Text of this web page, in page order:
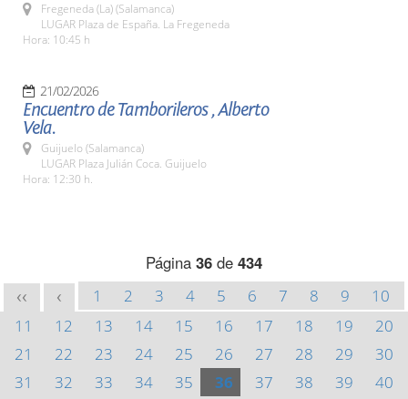
Fregeneda (La) (Salamanca)
LUGAR Plaza de España. La Fregeneda
Hora: 10:45 h
21/02/2026
Encuentro de Tamborileros , Alberto
Vela.
Guijuelo (Salamanca)
LUGAR Plaza Julián Coca. Guijuelo
Hora: 12:30 h.
Página 36 de 434
<< < 1 2 3 4 5 6 7 8 9
10
11
12 13 14 15 16 17 18 19
20
21
22 23 24 25 26 27 28 29
30
31
32 33 34 35 36 37 38 39
40